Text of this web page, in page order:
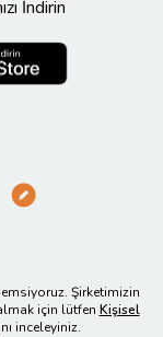
İndirin
Şirketimizin
için lütfen Kişisel
inceleyiniz.